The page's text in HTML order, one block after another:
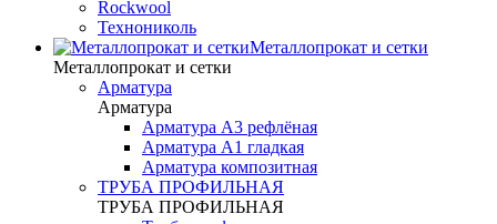
Rockwool
Технониколь
Металлопрокат и сетки
Металлопрокат и сетки
Арматура
Арматура
Арматура А3 рефлёная
Арматура А1 гладкая
Арматура композитная
ТРУБА ПРОФИЛЬНАЯ
ТРУБА ПРОФИЛЬНАЯ